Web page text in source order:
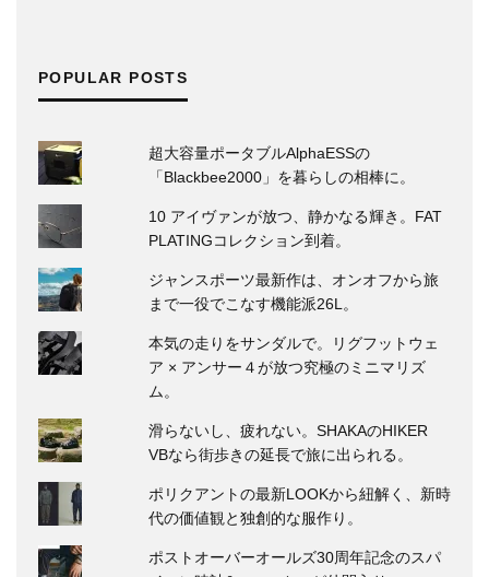
POPULAR POSTS
超大容量ポータブルAlphaESSの
「Blackbee2000」を暮らしの相棒に。
10 アイヴァンが放つ、静かなる輝き。FAT
PLATINGコレクション到着。
ジャンスポーツ最新作は、オンオフから旅
まで一役でこなす機能派26L。
本気の走りをサンダルで。リグフットウェ
ア × アンサー４が放つ究極のミニマリズ
ム。
滑らないし、疲れない。SHAKAのHIKER
VBなら街歩きの延長で旅に出られる。
ポリクアントの最新LOOKから紐解く、新時
代の価値観と独創的な服作り。
ポストオーバーオールズ30周年記念のスパ